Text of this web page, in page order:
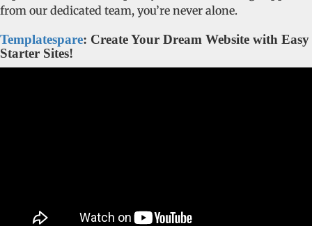
from our dedicated team, you’re never alone.
Templatespare: Create Your Dream Website with Easy
Starter Sites!